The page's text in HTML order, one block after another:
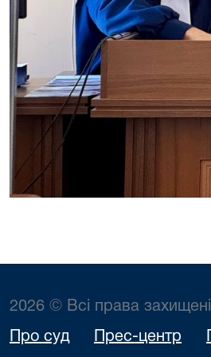
2026 © Всі права захищені
Про суд Прес-центр